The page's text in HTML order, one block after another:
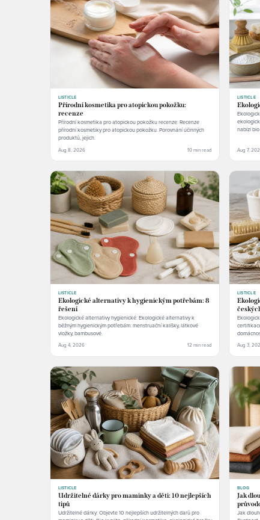
LISTICLE
Přírodní kosmetika pro atopickou pokožku:
recenze
Přírodní kosmetika pro atopickou pokožku recenze: Recenze
přírodní kosmetiky pro atopickou pokožku. Porovnání účinných
produktů, jejich.
Aug 8, 2026 10 min read
LISTICLE
nabízí
Aug 7,
LISTICLE
Ekologické alternativy k hygienickým potřebám: 8
řešení
Ekologické alternativy hygienické: Ekologické alternativy k
běžným hygienickým potřebám: menstruační kalíšky, látkové
vložky, bambusové.
Aug 4, 2026 12 min read
LISTICLE
Aug 3,
LISTICLE
Udržitelné dárky pro maminky a děti: 10 nejlepších
tipů
Udržitelné dárky: Objevte 10 nejlepších udržitelných darů pro
BLOG
Jak
Jak